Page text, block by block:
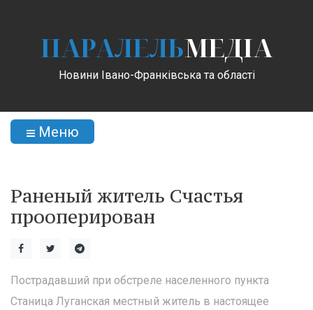
ПАРАЛЕЛЬМЕДІА
Новини Івано-Франківська та області
Меню
Раненый житель Счастья
прооперирован
Пострадавший при обстреле населенного пункта
Станица Луганская местный житель в настоящее